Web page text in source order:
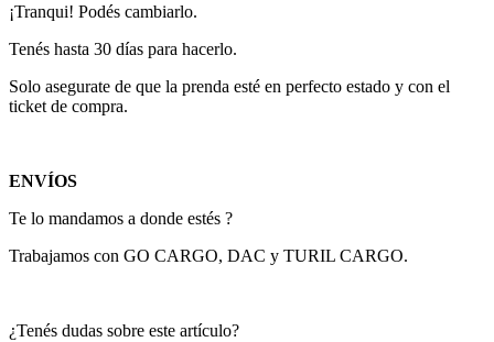
¡Tranqui! Podés cambiarlo.
Tenés hasta 30 días para hacerlo.
Solo asegurate de que la prenda esté en perfecto estado y con el
ticket de compra.
ENVÍOS
Te lo mandamos a donde estés ?
Trabajamos con GO CARGO, DAC y TURIL CARGO.
¿Tenés dudas sobre este artículo?